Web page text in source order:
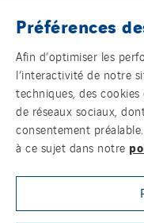
Préférences
Afin d’optimiser les
l’interactivité de notre
techniques, des cookies
de réseaux sociaux,
consentement
à ce sujet dans notre